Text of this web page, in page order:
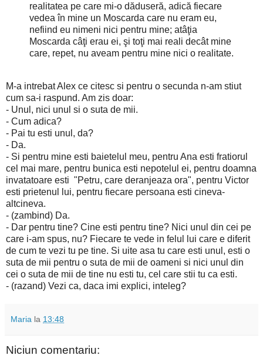
realitatea pe care mi-o dăduseră, adică fiecare
vedea în mine un Moscarda care nu eram eu,
nefiind eu nimeni nici pentru mine; atâţia
Moscarda câţi erau ei, şi toţi mai reali decât mine
care, repet, nu aveam pentru mine nici o realitate.
M-a intrebat Alex ce citesc si pentru o secunda n-am stiut
cum sa-i raspund. Am zis doar:
- Unul, nici unul si o suta de mii.
- Cum adica?
- Pai tu esti unul, da?
- Da.
- Si pentru mine esti baietelul meu, pentru Ana esti fratiorul
cel mai mare, pentru bunica esti nepotelul ei, pentru doamna
invatatoare esti "Petru, care deranjeaza ora", pentru Victor
esti prietenul lui, pentru fiecare persoana esti cineva-
altcineva.
- (zambind) Da.
- Dar pentru tine? Cine esti pentru tine? Nici unul din cei pe
care i-am spus, nu? Fiecare te vede in felul lui care e diferit
de cum te vezi tu pe tine. Si uite asa tu care esti unul, esti o
suta de mii pentru o suta de mii de oameni si nici unul din
cei o suta de mii de tine nu esti tu, cel care stii tu ca esti.
- (razand) Vezi ca, daca imi explici, inteleg?
Maria la 13:48
Niciun comentariu: